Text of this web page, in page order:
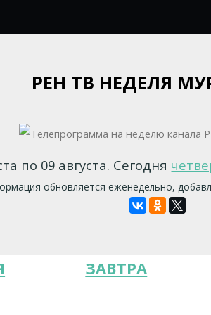
РЕН ТВ НЕДЕЛЯ
по 09 августа. Сегодня
обновляется еженедельно,
ЗАВТРА